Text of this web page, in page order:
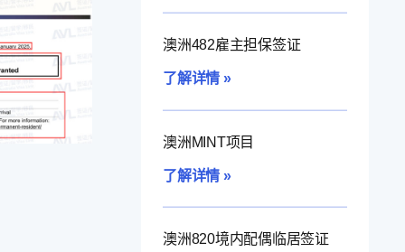
澳洲482雇主担保签证
了解详情 »
澳洲MINT项目
了解详情 »
澳洲820境内配偶临居签证